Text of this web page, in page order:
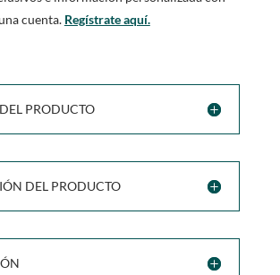
cuenta. Regístrate aquí.
PRODUCTO
DEL PRODUCTO